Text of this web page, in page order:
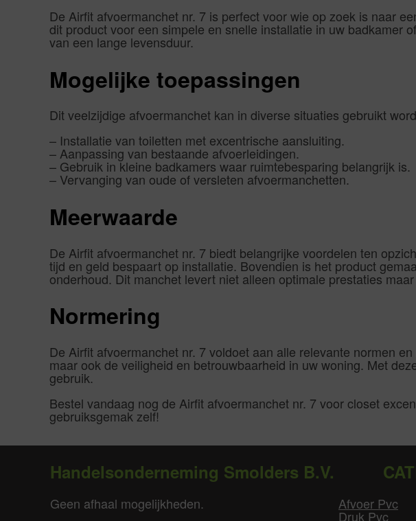
De Airfit afvoermanchet nr. 7 is perfect voor wie op zoek is naar
dit product voor een simpele en snelle installatie in uw badkamer
van een lange levensduur.
Mogelijke toepassingen
Dit veelzijdige afvoermanchet kan in diverse situaties gebruikt
– Installatie van toiletten met excentrische aansluiting.
– Aanpassing van bestaande afvoerleidingen.
– Gebruik in kleine badkamers waar ruimtebesparing belangrijk is.
– Vervanging van oude of versleten afvoermanchetten.
Meerwaarde
De Airfit afvoermanchet nr. 7 biedt belangrijke voordelen ten
tijd en geld bespaart op installatie. Bovendien is het product
onderhoud. Dit manchet levert niet alleen optimale prestaties
Normering
De Airfit afvoermanchet nr. 7 voldoet aan alle relevante normen
maar ook de veiligheid en betrouwbaarheid in uw woning. Met
gebruik.
Bestel vandaag nog de Airfit afvoermanchet nr. 7 voor closet
gebruiksgemak zelf!
Handelsonderneming Smolders B.V.
Geen afhaal mogelijkheden.
Afvoer Pvc
Druk Pvc